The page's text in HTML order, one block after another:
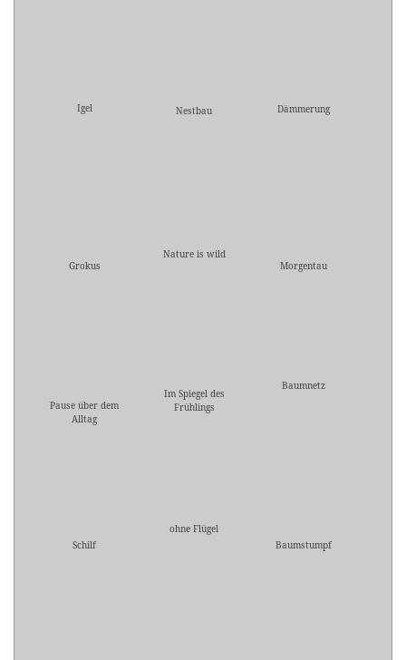
Igel Nestbau Dämmerung
Grokus
Nature is wild
Morgentau
Pause über dem
Alltag
Im Spiegel des
Frühlings
Baumnetz
Schilf
ohne Flügel
Baumstumpf